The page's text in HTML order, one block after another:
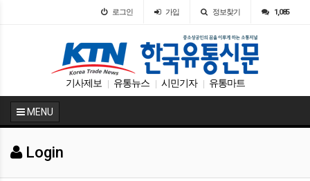
로그인 가입 정보찾기 1,085
기사제보 유통뉴스 시민기자 유통마트
MENU
Login